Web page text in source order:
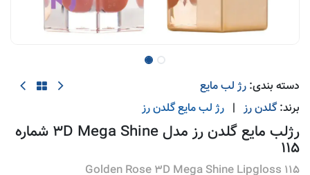
دسته بندی: رژ لب مایع
برند: گلدن رز | رژ لب مایعگلدن رز
رژلب مایع گلدن رز مدل 3D Mega Shine شماره
115
Golden Rose 3D Mega Shine Lipgloss 115